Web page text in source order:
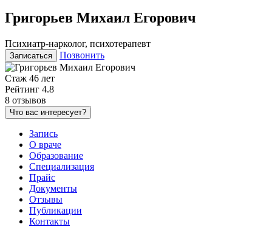
Григорьев Михаил Егорович
Психиатр-нарколог, психотерапевт
Записаться Позвонить
Стаж 46 лет
Рейтинг 4.8
8 отзывов
Что вас интересует?
Запись
О враче
Образование
Специализация
Прайс
Документы
Отзывы
Публикации
Контакты